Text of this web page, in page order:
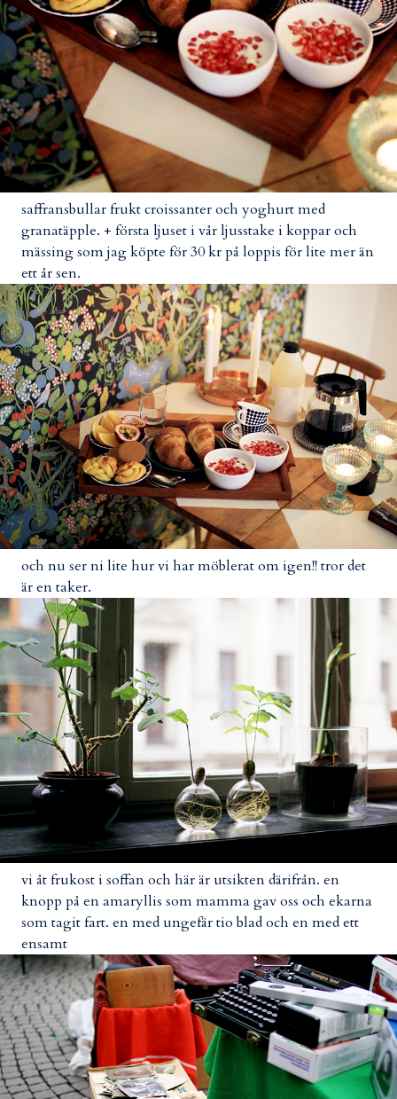
saffransbullar frukt croissanter och yoghurt med
granatäpple. + första ljuset i vår ljusstake i koppar och
mässing som jag köpte för 30 kr på loppis för lite mer än
ett år sen.
och nu ser ni lite hur vi har möblerat om igen!! tror det
är en taker.
vi åt frukost i soffan och här är utsikten därifrån. en
knopp på en amaryllis som mamma gav oss och ekarna
som tagit fart. en med ungefär tio blad och en med ett
ensamt